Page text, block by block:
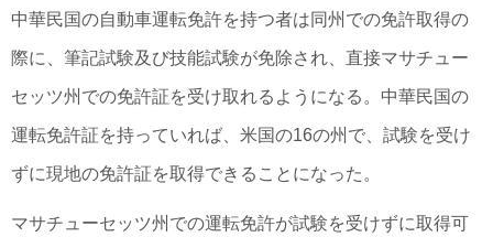
中華民国の自動車運転免許を持つ者は同州での免許取得の
際に、筆記試験及び技能試験が免除され、直接マサチュー
セッツ州での免許証を受け取れるようになる。中華民国の
運転免許証を持っていれば、米国の16の州で、試験を受け
ずに現地の免許証を取得できることになった。
マサチューセッツ州での運転免許が試験を受けずに取得可